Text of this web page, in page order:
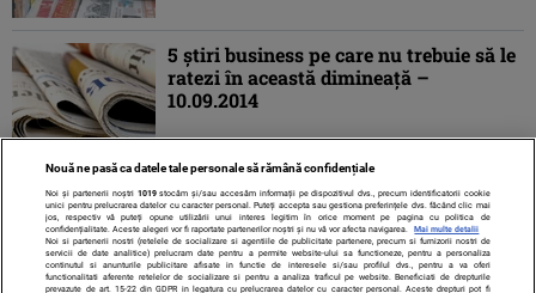
5 ştiri business pe care nu trebuie să le
ratezi în această dimineaţă –
10.09.2014
Nouă ne pasă ca datele tale personale să rămână confidențiale
Noi și partenerii noștri 1019stocăm și/sau accesăm informații pe dispozitivul dvs., precum identificatorii cookie
unici pentru prelucrarea datelor cu caracter personal. Puteți accepta sau gestiona preferințele dvs. făcând clic mai
jos, respectiv vă puteți opune utilizării unui interes legitim în orice moment pe pagina cu politica de
confidențialitate. Aceste alegeri vor fi raportate partenerilor noștri și nu vă vor afecta navigarea.
Mai multe detalii
Noi si partenerii nostri (retelele de socializare si agentiile de publicitate partenere, precum si furnizorii nostri de
servicii de date analitice) prelucram date pentru a permite website-ului sa functioneze, pentru a personaliza
continutul si anunturile publicitare afisate in functie de interesele si/sau profilul dvs., pentru a va oferi
functionalitati aferente retelelor de socializare si pentru a analiza traficul pe website. Beneficiati de drepturile
prevazute de art. 15-22 din GDPR in legatura cu prelucrarea datelor cu caracter personal. Aceste drepturi pot fi